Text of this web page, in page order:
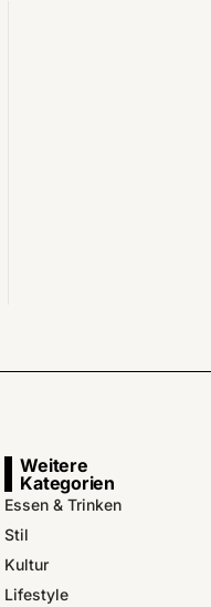
Weitere
Kategorien
Essen & Trinken
Stil
Kultur
Lifestyle